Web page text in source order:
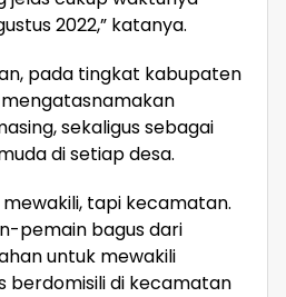
2022,” katanya.
pada tingkat kabupaten
sekaligus sebagai
di setiap desa.
mewakili, tapi kecamatan.
pemain bagus dari
untuk mewakili
berdomisili di kecamatan